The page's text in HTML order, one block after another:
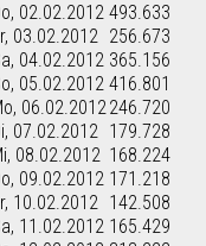
02.02.2012 493.633
03.02.2012 256.673
04.02.2012 365.156
05.02.2012 416.801
06.02.2012246.720
07.02.2012 179.728
08.02.2012 168.224
09.02.2012 171.218
10.02.2012 142.508
11.02.2012 165.429